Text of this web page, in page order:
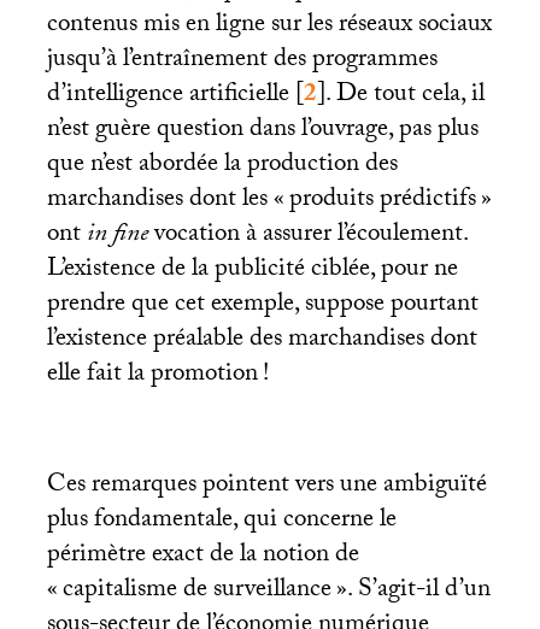
contenus mis en ligne sur les réseaux sociaux
jusqu’à l’entraînement des programmes
d’intelligence artificielle[2]. De tout cela, il
n’est guère question dans l’ouvrage, pas plus
que n’est abordée la production des
marchandises dont les «produits prédictifs»
ontin finevocation à assurer l’écoulement.
L’existence de la publicité ciblée, pour ne
prendre que cet exemple, suppose pourtant
l’existence préalable des marchandises dont
elle fait la promotion!
Ces remarques pointent vers une ambiguïté
plus fondamentale, qui concerne le
périmètre exact de la notion de
«capitalisme de surveillance». S’agit-il d’un